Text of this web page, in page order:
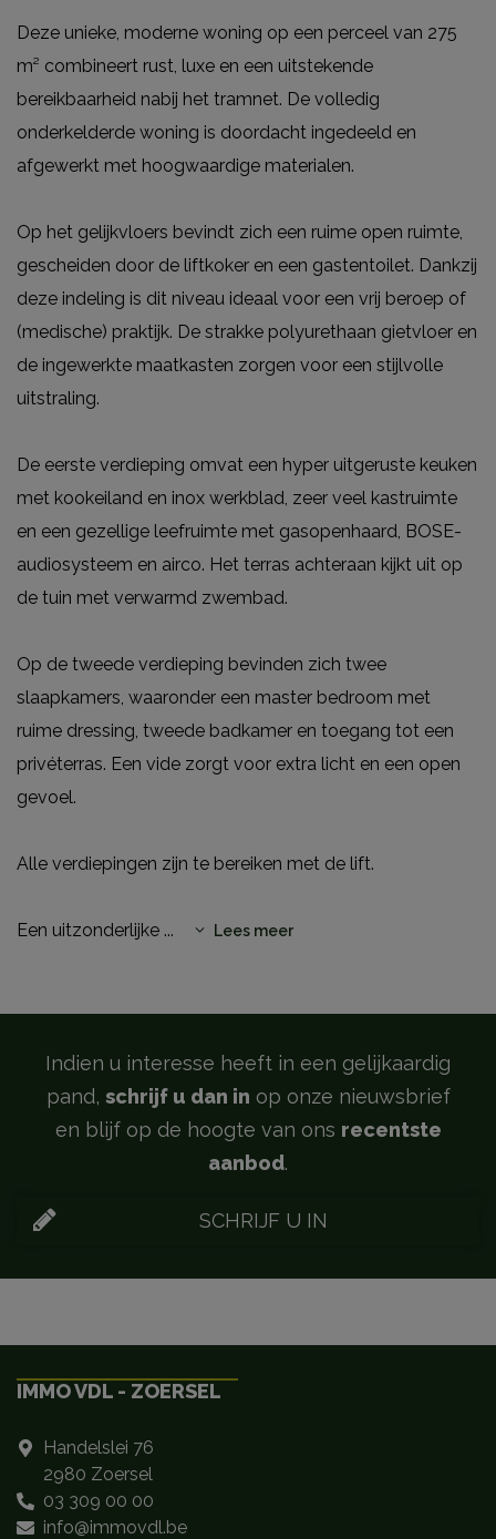
Deze unieke, moderne woning op een perceel van 275
m² combineert rust, luxe en een uitstekende
bereikbaarheid nabij het tramnet. De volledig
onderkelderde woning is doordacht ingedeeld en
afgewerkt met hoogwaardige materialen.
Op het gelijkvloers bevindt zich een ruime open ruimte,
gescheiden door de liftkoker en een gastentoilet. Dankzij
deze indeling is dit niveau ideaal voor een vrij beroep of
(medische) praktijk. De strakke polyurethaan gietvloer en
de ingewerkte maatkasten zorgen voor een stijlvolle
uitstraling.
De eerste verdieping omvat een hyper uitgeruste keuken
met kookeiland en inox werkblad, zeer veel kastruimte
en een gezellige leefruimte met gasopenhaard, BOSE-
audiosysteem en airco. Het terras achteraan kijkt uit op
de tuin met verwarmd zwembad.
Op de tweede verdieping bevinden zich twee
slaapkamers, waaronder een master bedroom met
ruime dressing, tweede badkamer en toegang tot een
privéterras. Een vide zorgt voor extra licht en een open
gevoel.
Alle verdiepingen zijn te bereiken met de lift.
Een uitzonderlijke ... Lees meer
Indien u interesse heeft in een gelijkaardig
pand, schrijf u dan in op onze nieuwsbrief
en blijf op de hoogte van ons recentste
aanbod.
SCHRIJF U IN
IMMO VDL - ZOERSEL
Handelslei 76
2980 Zoersel
03 309 00 00
info@immovdl.be